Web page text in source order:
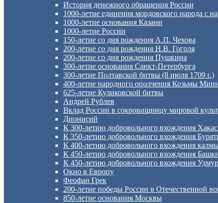
История денежного обращения России
1000-летие единения мордовского народа с
1000-летие основания Казани
1000-летие России
150-летие со дня рождения А.П. Чехова
200-летие со дня рождения Н.В. Гоголя
200-летие со дня рождения Пушкина
300-летие основания Санкт-Петербурга
300-летие Полтавской битвы (8 июля 1709 г.)
400-летие народного ополчения Козьмы
625-летие Куликовской битвы
Андрей Рублев
Вклад России в сокровищницу мировой
Дионисий
К 300-летию добровольного вхождения
К 350-летию добровольного вхождения
К 400-летию добровольного вхождения
К 450-летию добровольного вхождения
К 450-летию добровольного вхождения
Окно в Европу
Феофан Грек
200-летие победы России в Отечественной
850-летие основания Москвы